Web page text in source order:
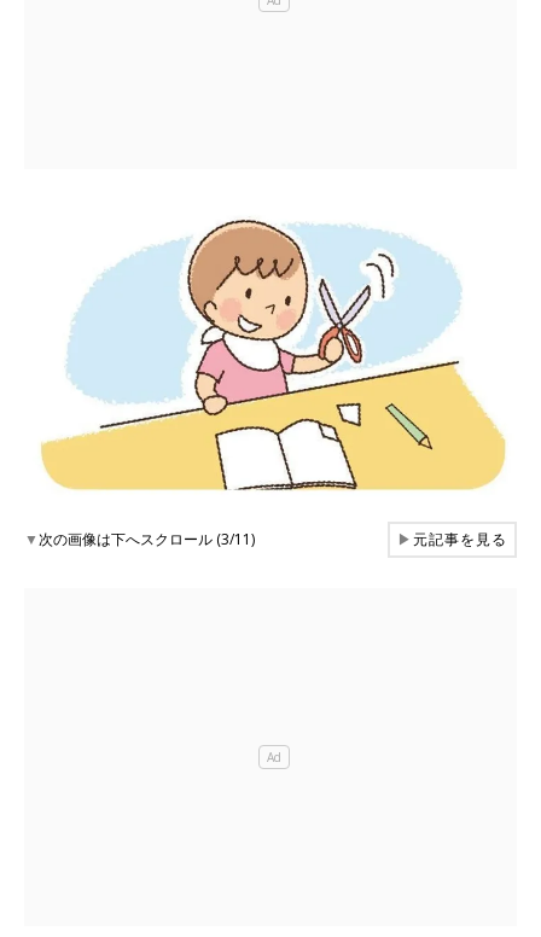
▼次の画像は下へスクロール (3/11) ▶元記事を見る